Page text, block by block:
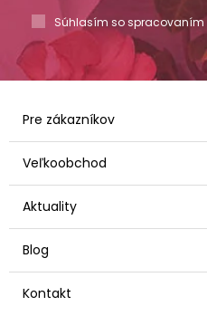
Súhlasím so spracovaním
Pre zákazníkov
Veľkoobchod
Aktuality
Blog
Kontakt